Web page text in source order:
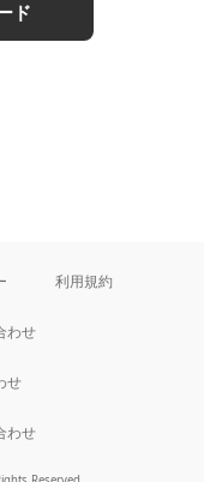
ド
利用規約
わせ
せ
わせ